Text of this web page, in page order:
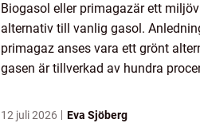
Biogasol eller primagazär ett
alternativ till vanlig gasol.
primagaz anses vara ett grönt
gasen är tillverkad av hundra
livsmedelsindust...
12 juli 2026 Eva Sjöberg